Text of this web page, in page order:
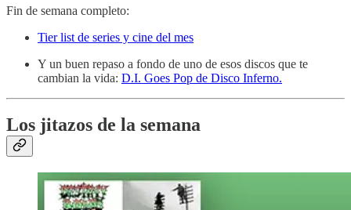
Fin de semana completo:
Tier list de series y cine del mes
Y un buen repaso a fondo de uno de esos discos que te
cambian la vida: D.I. Goes Pop de Disco Inferno.
Los jitazos de la semana